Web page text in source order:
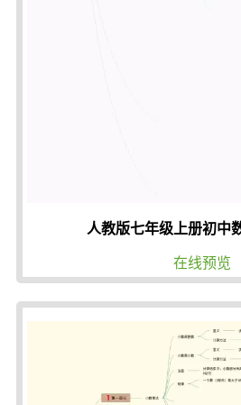
人教版七年级上册初中
在线预览